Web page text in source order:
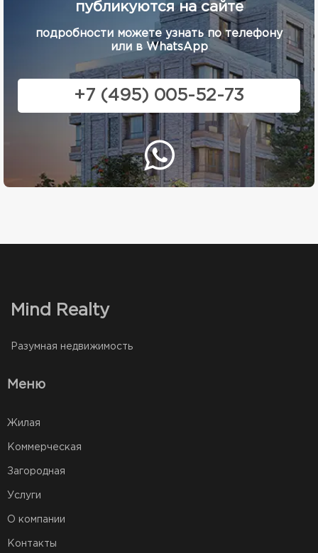
публикуются на сайте
подробности можете узнать по телефону
или в WhatsApp
+7 (495) 005-52-73
Mind Realty
Разумная недвижимость
Меню
Жилая
Коммерческая
Загородная
Услуги
О компании
Контакты